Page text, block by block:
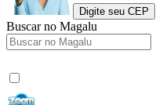
Digite seu CEP
Buscar no Magalu